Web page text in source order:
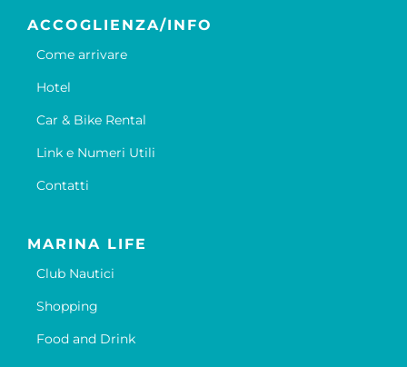
ACCOGLIENZA/INFO
Come arrivare
Hotel
Car & Bike Rental
Link e Numeri Utili
Contatti
MARINA LIFE
Club Nautici
Shopping
Food and Drink